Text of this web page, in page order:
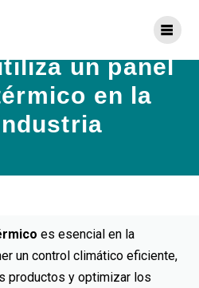
un panel
en la
es esencial en la
un control climático eficiente,
productos y optimizar los